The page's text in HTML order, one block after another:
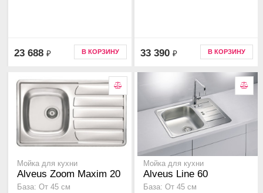
23 688 ₽ В КОРЗИНУ 33 390 ₽ В КОРЗИНУ
Мойка для кухни
Alveus Zoom Maxim 20
База: От 45 см
Мойка для кухни
Alveus Line 60
База: От 45 см